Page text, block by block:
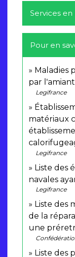
Services
Pour en
Maladies
par
Legifrance
matériaux
Legifrance
Liste des
navales
Legifrance
Liste des
de la
une
Liste des